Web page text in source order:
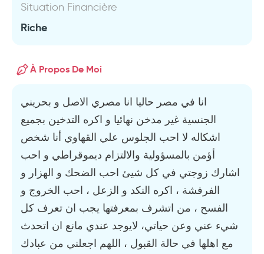
Situation Financière
Riche
À Propos De Moi
انا في مصر حاليا انا مصري الاصل و بحريني
الجنسية غير مدخن نهائيا و اكره التدخين بجميع
اشكاله لا احب الجلوس علي القهاوي أنا شخص
أؤمن بالمسؤولية والالتزام ديموقراطي و احب
اشارك زوجتي في كل شيئ احب الضحك و الهزار و
الفرفشة ، اكره النكد و الزعل ، احب الخروج و
الفسح ، من اتشرف بمعرفتها يجب ان تعرف كل
شيء عني وعن حياتي، لايوجد عندي مانع ان اتحدث
مع اهلها في حالة القبول ، اللهم اجعلني من عبادك